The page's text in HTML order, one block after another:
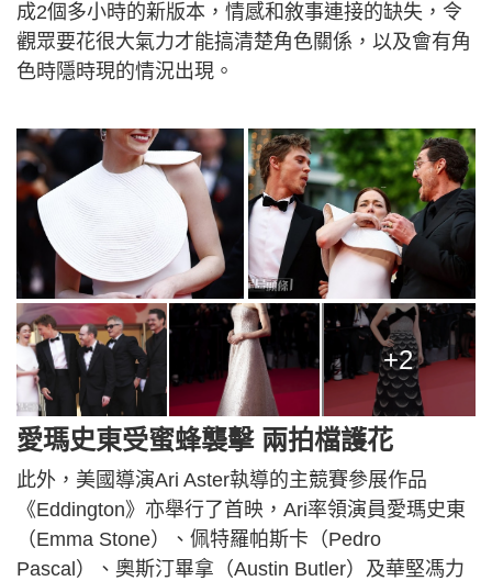
成2個多小時的新版本，情感和敘事連接的缺失，令
觀眾要花很大氣力才能搞清楚角色關係，以及會有角
色時隱時現的情況出現。
+2
愛瑪史東受蜜蜂襲擊 兩拍檔護花
此外，美國導演Ari Aster執導的主競賽參展作品
《Eddington》亦舉行了首映，Ari率領演員愛瑪史東
（Emma Stone）、佩特羅帕斯卡（Pedro
Pascal）、奧斯汀畢拿（Austin Butler）及華堅馮力